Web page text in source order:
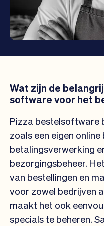
Wat zijn de
software voor het
Pizza bestelsoftware
zoals een eigen
betalingsverwerking
bezorgingsbeheer.
van bestellingen en
voor zowel bedrijven
maakt het ook
specials te beheren.